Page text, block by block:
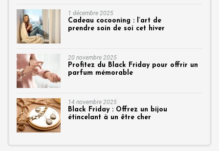
1 décembre 2025
Cadeau cocooning : l’art de
prendre soin de soi cet hiver
20 novembre 2025
Profitez du Black Friday pour offrir un
parfum mémorable
14 novembre 2025
Black Friday : Offrez un bijou
étincelant à un être cher